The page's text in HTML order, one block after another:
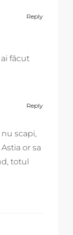
Reply
ai făcut
Reply
scapi,
or sa
totul